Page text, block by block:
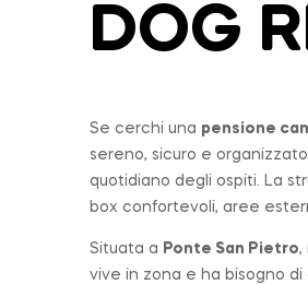
DOG
Se cerchi una pensione
sereno, sicuro e
quotidiano degli ospiti. La
box confortevoli, aree
Situata a Ponte San Pietro,
vive in zona e ha bisogno